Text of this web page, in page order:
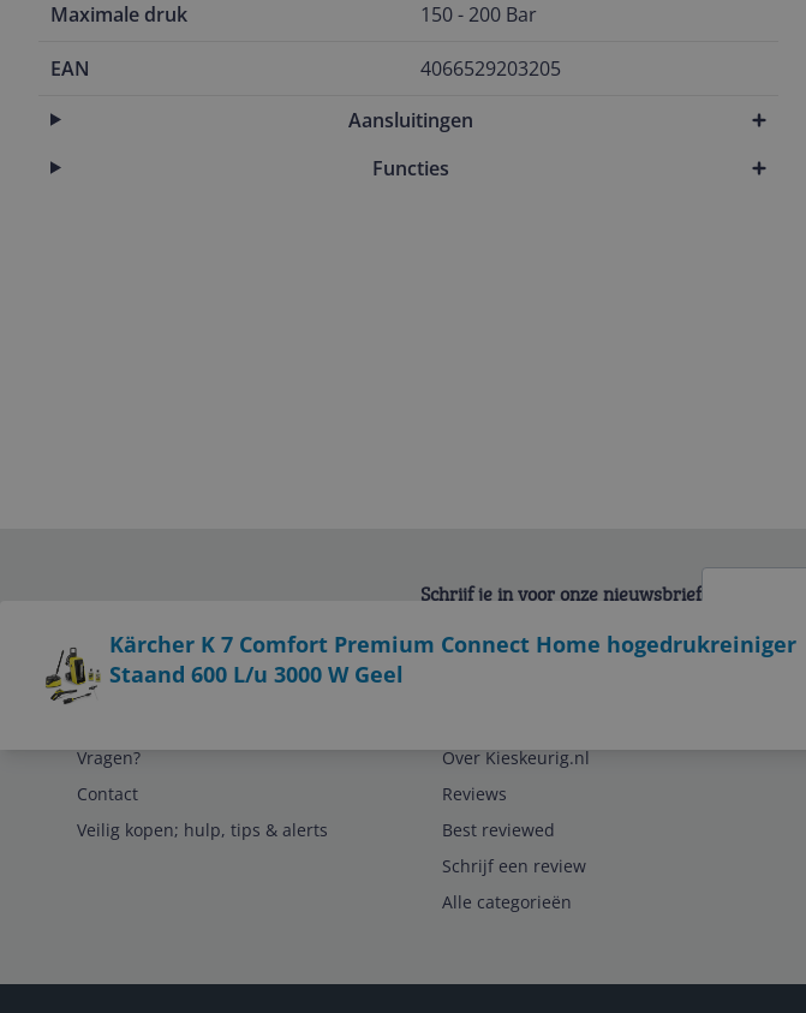
Maximale druk 150 - 200 Bar
EAN
4066529203205
Aansluitingen
Functies
Kärcher K 7 Comfort Premium Connect Home hogedrukreiniger
Staand 600 L/u 3000 W Geel
Schrijf je in voor onze nieuwsbrief
Vragen?
Contact
Veilig kopen; hulp, tips & alerts
Over Kieskeurig.nl
Reviews
Best reviewed
Schrijf een review
Alle categorieën